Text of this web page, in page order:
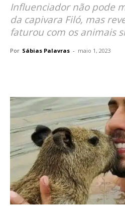
Influenciador não pode
da capivara Filó, mas
faturou com os animais
Por Sábias Palavras - maio 1, 2023